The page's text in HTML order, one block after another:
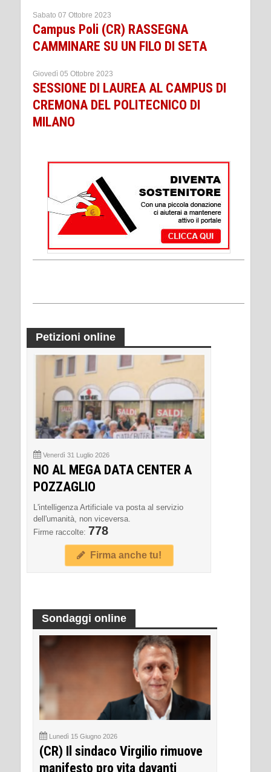
Sabato 07 Ottobre 2023
Campus Poli (CR) RASSEGNA
CAMMINARE SU UN FILO DI SETA
Giovedì 05 Ottobre 2023
SESSIONE DI LAUREA AL CAMPUS DI
CREMONA DEL POLITECNICO DI
MILANO
Petizioni online
Venerdì 31 Luglio 2026
NO AL MEGA DATA CENTER A
POZZAGLIO
L'intelligenza Artificiale va posta al servizio
dell'umanità, non viceversa.
Firme raccolte: 778
Firma anche tu!
Sondaggi online
Lunedì 15 Giugno 2026
(CR) Il sindaco Virgilio rimuove
manifesto pro vita davanti